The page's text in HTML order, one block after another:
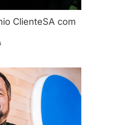
ClienteSA com